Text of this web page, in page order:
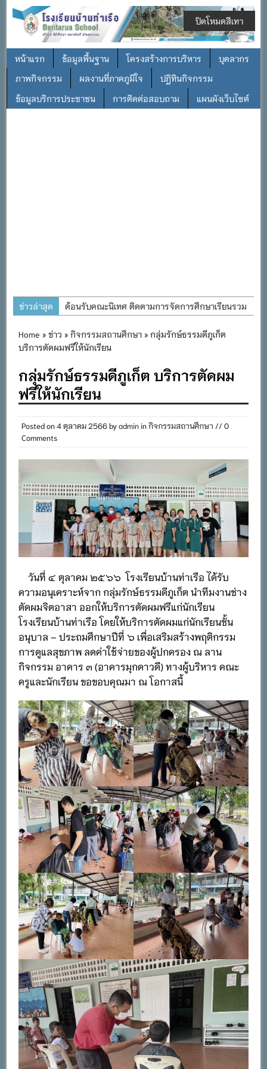
หน้าแรก ข้อมูลพื้นฐาน โครงสร้างการบริหาร
บุคลากร
ภาพกิจกรรม
ผลงานที่ภาคภูมิใจ
ปฎิทินกิจกรรม
ข้อมูลบริการประชาชน
การติดต่อสอบถาม แผนผังเว็บไซต์
ข่าวล่าสุด
ต้อนรับคณะนิเทศ ติดตามการจัดการศึกษาเรียนรวม
การอบรมการจัดทำแผนพัฒนาการจัดการศึกษาและ
สำนักงานเขตพื้นที่การศึกษาประถมศึกษาภูเก็ต
พิธีถวายเครื่องราชสักการะ วางพานพุ่ม และจุด
พระชนมพรรษา พระบาทสมเด็จพระเจ้าอยู่หัว ๒๘
กิจกรรมถวายเทียนพรรษา สืบสานพระพุทธศาสนา
เนื่องในวันอาสาฬหบูชาและวันเข้าพรรษา
กิจกรรม SAFETY FOR KIDS เสริมสร้างวินัยและ
ความปลอดภัยในการใช้รถใช้ถนน
Home »ข่าว »กิจกรรมสถานศึกษา » กลุ่มรักษ์ธรรมดีภูเก็ต
บริการตัดผมฟรีให้นักเรียน
กลุ่มรักษ์ธรรมดีภูเก็ต บริการตัดผม
ฟรีให้นักเรียน
Posted on4 ตุลาคม 2566byadmininกิจกรรมสถานศึกษา // 0
Comments
วันที่ ๔ ตุลาคม ๒๕๖๖ โรงเรียนบ้านท่าเรือ ได้รับ
ความอนุเคราะห์จาก กลุ่มรักษ์ธรรมดีภูเก็ต นำทีมงานช่าง
ตัดผมจิตอาสา ออกให้บริการตัดผมฟรีแก่นักเรียน
โรงเรียนบ้านท่าเรือ โดยให้บริการตัดผมแก่นักเรียนชั้น
อนุบาล – ประถมศึกษาปีที่ ๖ เพื่อเสริมสร้างพฤติกรรม
การดูแลสุขภาพ ลดค่าใช้จ่ายของผู้ปกครอง ณ​ ลาน
กิจกรรม อาคาร ๓ (อาคารมุกดาวดี) ทางผู้บริหาร คณะ
ครูและนักเรียน ขอขอบคุณมา ณ โอกาสนี้
ปิดโหมดสีเทา